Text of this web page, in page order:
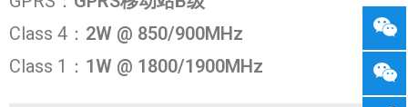
Class 4： 2W @ 850/900MHz
Class 1： 1W @ 1800/1900MHz